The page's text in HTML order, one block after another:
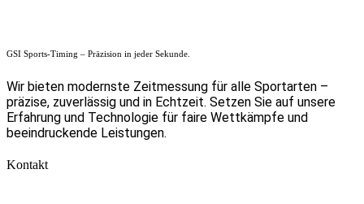
GSI Sports-Timing – Präzision in jeder Sekunde.
Wir bieten modernste Zeitmessung für alle Sportarten –
präzise, zuverlässig und in Echtzeit. Setzen Sie auf unsere
Erfahrung und Technologie für faire Wettkämpfe und
beeindruckende Leistungen.
Kontakt